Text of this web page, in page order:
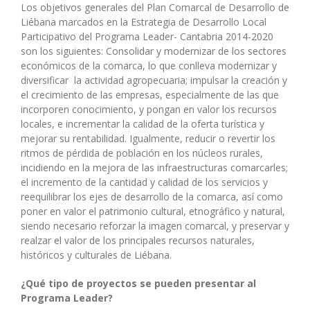
Los objetivos generales del Plan Comarcal de Desarrollo de
Liébana marcados en la Estrategia de Desarrollo Local
Participativo del Programa Leader- Cantabria 2014-2020
son los siguientes: Consolidar y modernizar de los sectores
económicos de la comarca, lo que conlleva modernizar y
diversificar la actividad agropecuaria; impulsar la creación y
el crecimiento de las empresas, especialmente de las que
incorporen conocimiento, y pongan en valor los recursos
locales, e incrementar la calidad de la oferta turística y
mejorar su rentabilidad. Igualmente, reducir o revertir los
ritmos de pérdida de población en los núcleos rurales,
incidiendo en la mejora de las infraestructuras comarcarles;
el incremento de la cantidad y calidad de los servicios y
reequilibrar los ejes de desarrollo de la comarca, así como
poner en valor el patrimonio cultural, etnográfico y natural,
siendo necesario reforzar la imagen comarcal, y preservar y
realzar el valor de los principales recursos naturales,
históricos y culturales de Liébana.
¿Qué tipo de proyectos se pueden presentar al
Programa Leader?